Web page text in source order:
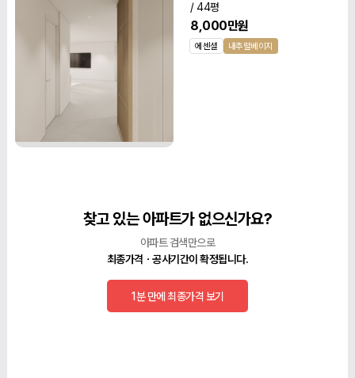
에센셜 내추럴베이지
/ 44평
8,000만원
찾고 있는 아파트가 없으신가요?
아파트 검색만으로
최종가격ㆍ공사기간이 확정됩니다.
1분 만에 최종가격 보기